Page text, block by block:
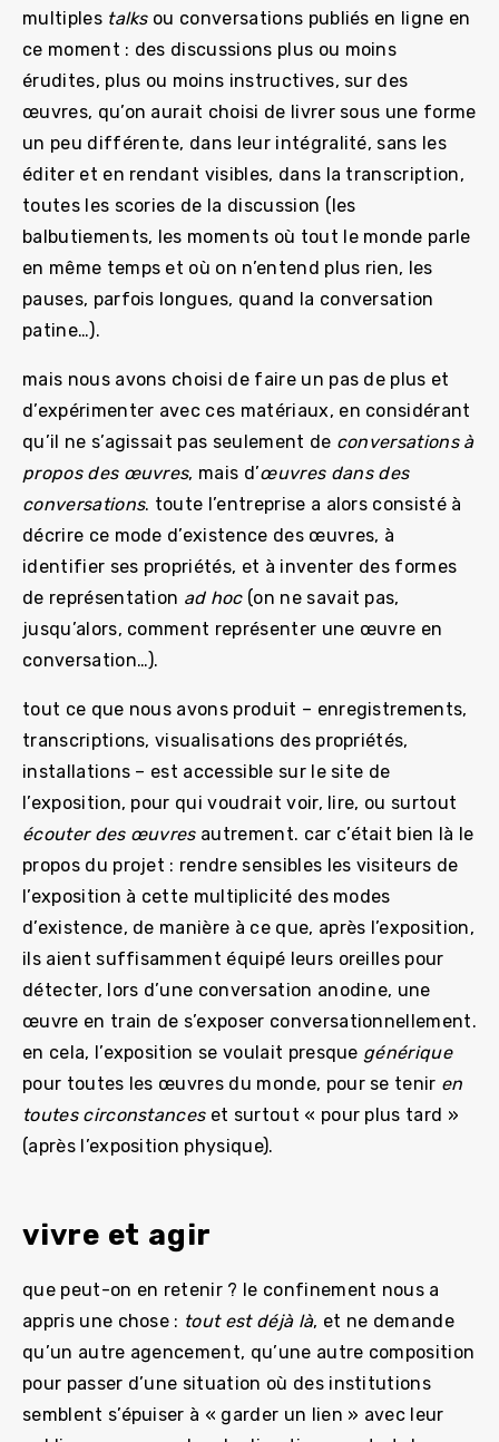
multiples talksou conversations publiés en ligne en
ce moment : des discussions plus ou moins
érudites, plus ou moins instructives, sur des
œuvres, qu’on aurait choisi de livrer sous une forme
un peu différente, dans leur intégralité, sans les
éditer et en rendant visibles, dans la transcription,
toutes les scories de la discussion (les
balbutiements, les moments où tout le monde parle
en même temps et où on n’entend plus rien, les
pauses, parfois longues, quand la conversation
patine…).
mais nous avons choisi de faire un pas de plus et
d’expérimenter avec ces matériaux, en considérant
qu’il ne s’agissait pas seulement de conversations à
propos des œuvres, mais d’œuvres dans des
conversations. toute l’entreprise a alors consisté à
décrire ce mode d’existence des œuvres, à
identifier ses propriétés, et à inventer des formes
de représentation ad hoc(on ne savait pas,
jusqu’alors, comment représenter une œuvre en
conversation…).
tout ce que nous avons produit – enregistrements,
transcriptions, visualisations des propriétés,
installations – est accessible sur le site de
l’exposition, pour qui voudrait voir, lire, ou surtout
écouter des œuvresautrement. car c’était bien là le
propos du projet : rendre sensibles les visiteurs de
l’exposition à cette multiplicité des modes
d’existence, de manière à ce que, après l’exposition,
ils aient suffisamment équipé leurs oreilles pour
détecter, lors d’une conversation anodine, une
œuvre en train de s’exposer conversationnellement.
en cela, l’exposition se voulait presque générique
pour toutes les œuvres du monde, pour se tenir en
toutes circonstanceset surtout « pour plus tard »
(après l’exposition physique).
vivre et agir
que peut-on en retenir ? le confinement nous a
appris une chose : tout est déjà là, et ne demande
qu’un autre agencement, qu’une autre composition
pour passer d’une situation où des institutions
semblent s’épuiser à « garder un lien » avec leur